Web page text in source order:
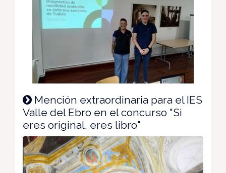
Mención extraordinaria para el IES
Valle del Ebro en el concurso "Si
eres original, eres libro"